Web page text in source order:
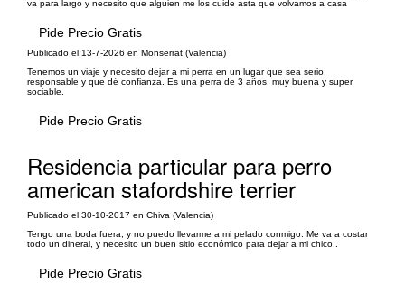
va para largo y necesito que alguien me los cuide asta que volvamos a casa
Pide Precio Gratis
Publicado el 13-7-2026 en Monserrat (Valencia)
Tenemos un viaje y necesito dejar a mi perra en un lugar que sea serio,
responsable y que dé confianza. Es una perra de 3 años, muy buena y super
sociable.
Pide Precio Gratis
Residencia particular para perro
american stafordshire terrier
Publicado el 30-10-2017 en Chiva (Valencia)
Tengo una boda fuera, y no puedo llevarme a mi pelado conmigo. Me va a costar
todo un dineral, y necesito un buen sitio económico para dejar a mi chico..
Pide Precio Gratis